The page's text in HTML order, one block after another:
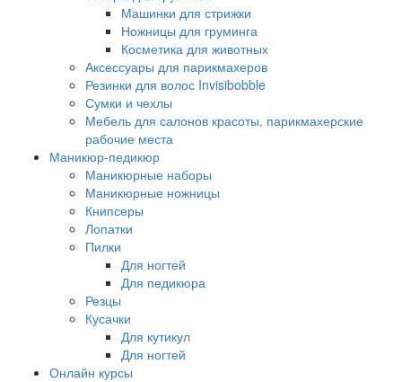
Машинки для стрижки
Ножницы для груминга
Косметика для животных
Аксессуары для парикмахеров
Резинки для волос Invisibobble
Сумки и чехлы
Мебель для салонов красоты, парикмахерские
рабочие места
Маникюр-педикюр
Маникюрные наборы
Маникюрные ножницы
Книпсеры
Лопатки
Пилки
Для ногтей
Для педикюра
Резцы
Кусачки
Для кутикул
Для ногтей
Онлайн курсы